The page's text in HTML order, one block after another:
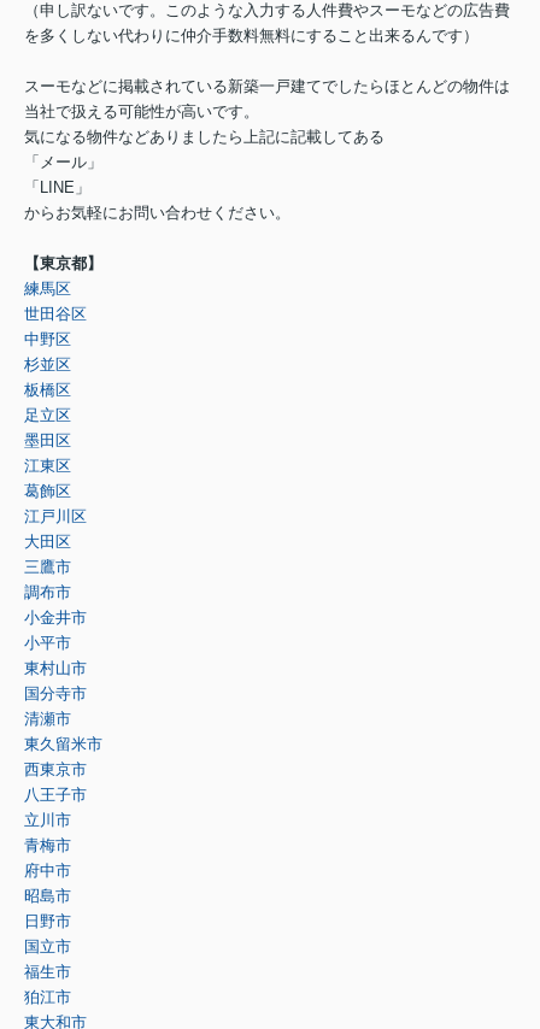
（申し訳ないです。このような入力する人件費やスーモなどの広告費
を多くしない代わりに仲介手数料無料にすること出来るんです）
スーモなどに掲載されている新築一戸建てでしたらほとんどの物件は
当社で扱える可能性が高いです。
気になる物件などありましたら上記に記載してある
「メール」
「LINE」
からお気軽にお問い合わせください。
【東京都】
練馬区
世田谷区
中野区
杉並区
板橋区
足立区
墨田区
江東区
葛飾区
江戸川区
大田区
三鷹市
調布市
小金井市
小平市
東村山市
国分寺市
清瀬市
東久留米市
西東京市
八王子市
立川市
青梅市
府中市
昭島市
日野市
国立市
福生市
狛江市
東大和市